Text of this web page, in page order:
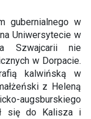
gubernialnego w
Uniwersytecie w
Szwajcarii nie
w Dorpacie.
kalwińską w
z Heleną
augsburskiego
się do Kalisza i